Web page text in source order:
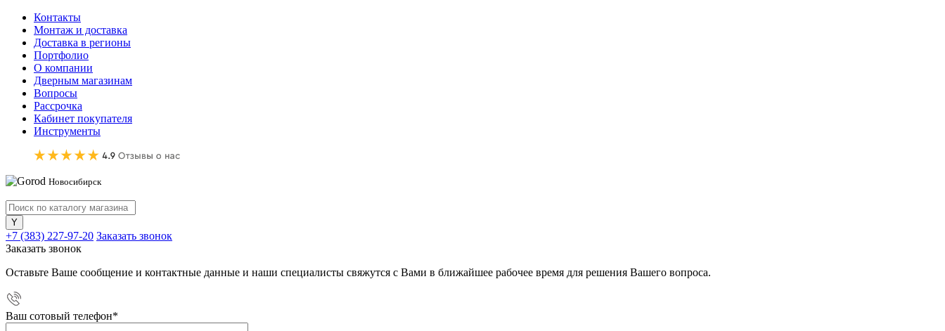
Контакты
Монтаж и доставка
Доставка в регионы
Портфолио
О компании
Дверным магазинам
Вопросы
Рассрочка
Кабинет покупателя
Инструменты
Новосибирск
+7 (383) 227-97-20 Заказать звонок
Заказать звонок
Оставьте Ваше сообщение и контактные данные и наши специалисты свяжутся с Вами в ближайшее рабочее время для решения Вашего вопроса.
Ваш сотовый телефон*